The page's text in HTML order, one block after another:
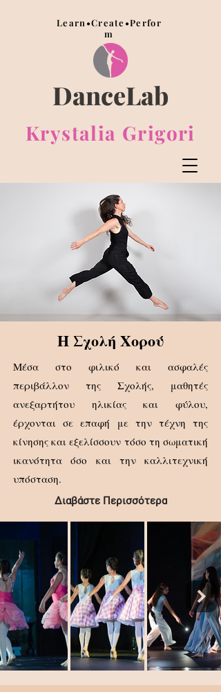
DanceLab
Krystalia Grigori
Learn•Create•Perfor
m
Η Σχολή Χορού
Μέσα στο φιλικό και ασφαλές
περιβάλλον της Σχολής, μαθητές
ανεξαρτήτου ηλικίας και φύλου,
έρχονται σε επαφή με την τέχνη της
κίνησης και εξελίσσουν τόσο τη σωματική
ικανότητα όσο και την καλλιτεχνική
υπόσταση.
Διαβάστε Περισσότερα